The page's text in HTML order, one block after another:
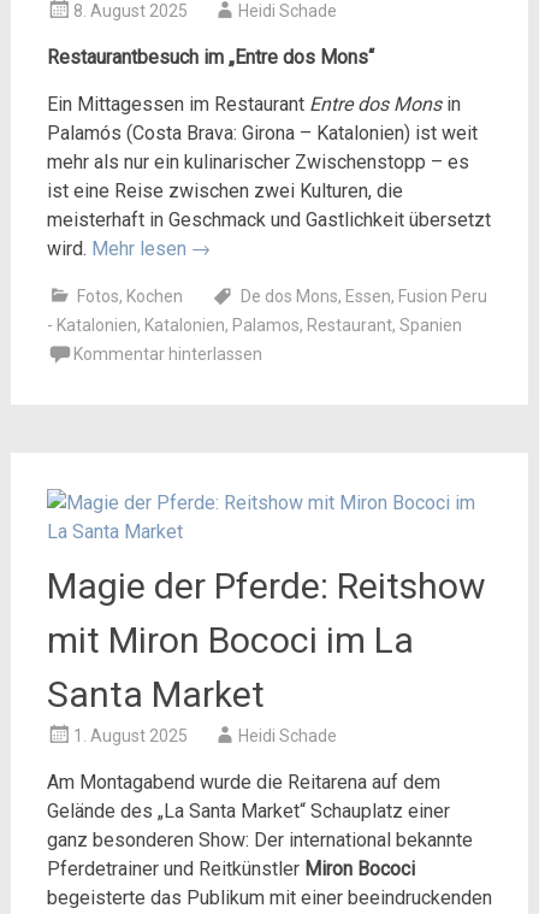
8. August 2025 Heidi Schade
Restaurantbesuch im „Entre dos Mons“
Ein Mittagessen im Restaurant Entre dos Monsin
Palamós (Costa Brava: Girona – Katalonien) ist weit
mehr als nur ein kulinarischer Zwischenstopp – es
ist eine Reise zwischen zwei Kulturen, die
meisterhaft in Geschmack und Gastlichkeit übersetzt
wird. Mehr lesen →
Fotos, Kochen De dos Mons, Essen, Fusion Peru
- Katalonien, Katalonien, Palamos, Restaurant, Spanien
Kommentar hinterlassen
Magie der Pferde: Reitshow
mit Miron Bococi im La
Santa Market
1. August 2025 Heidi Schade
Am Montagabend wurde die Reitarena auf dem
Gelände des „La Santa Market“ Schauplatz einer
ganz besonderen Show: Der international bekannte
Pferdetrainer und Reitkünstler Miron Bococi
begeisterte das Publikum mit einer beeindruckenden